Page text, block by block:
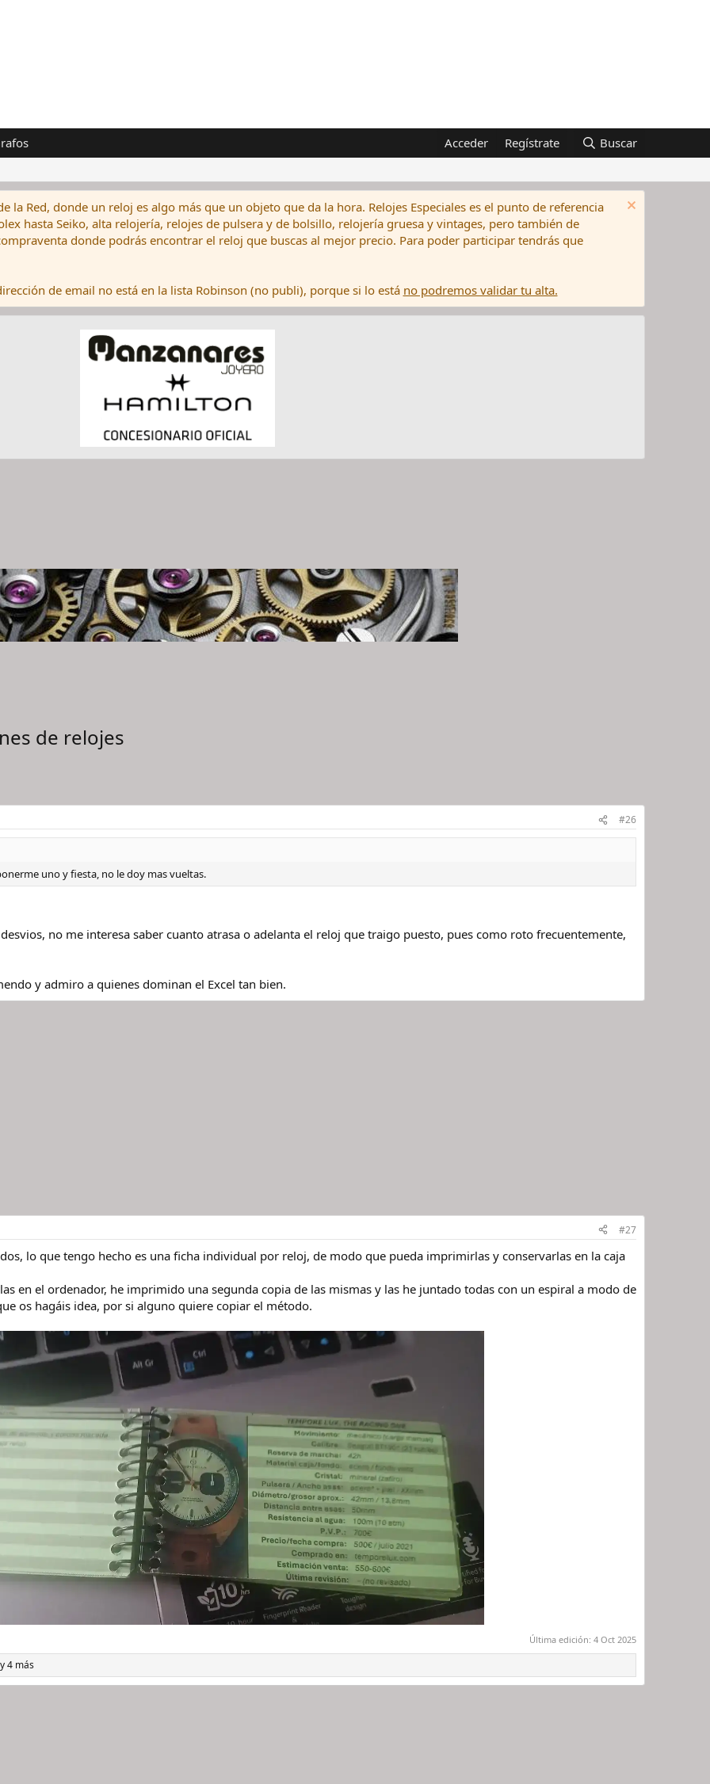
Acceder Regístrate Buscar
la Red, donde un reloj es algo más que un objeto que da la hora. Relojes Especiales es el punto de referencia
hasta Seiko, alta relojería, relojes de pulsera y de bolsillo, relojería gruesa y vintages, pero también de
donde podrás encontrar el reloj que buscas al mejor precio. Para poder participar tendrás que
de email no está en la lista Robinson (no publi), porque si lo está no podremos validar tu alta.
de relojes
#26
uno y fiesta, no le doy mas vueltas.
no me interesa saber cuanto atrasa o adelanta el reloj que traigo puesto, pues como roto frecuentemente,
y admiro a quienes dominan el Excel tan bien.
#27
lo que tengo hecho es una ficha individual por reloj, de modo que pueda imprimirlas y conservarlas en la caja
en el ordenador, he imprimido una segunda copia de las mismas y las he juntado todas con un espiral a modo de
os hagáis idea, por si alguno quiere copiar el método.
Última edición: 4 Oct 2025
y 4 más